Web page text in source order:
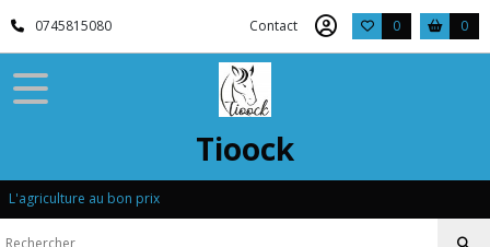
0745815080 Contact 0 0
Tioock
L'agriculture au bon prix